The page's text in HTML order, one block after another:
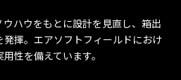
ハウをもとに設計を見直し、箱出
発揮。エアソフトフィールドにおけ
性を備えています。